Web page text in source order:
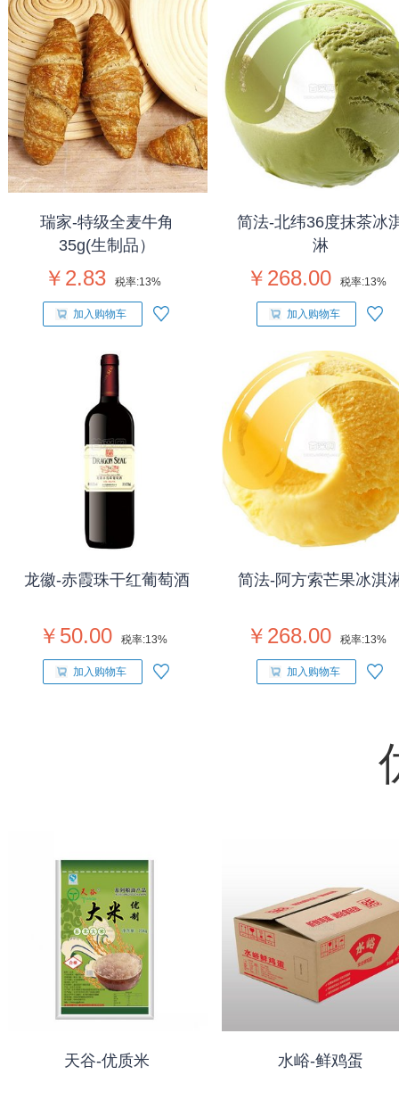
瑞家-特级全麦牛角
35g(生制品）
￥2.83 税率:13%
加入购物车
简法-北纬36度抹茶冰
淋
￥268.00 税率:13%
加入购物车
龙徽-赤霞珠干红葡萄酒
￥50.00 税率:13%
加入购物车
简法-阿方索芒果冰淇
￥268.00 税率:13%
加入购物车
天谷-优质米 水峪-鲜鸡蛋